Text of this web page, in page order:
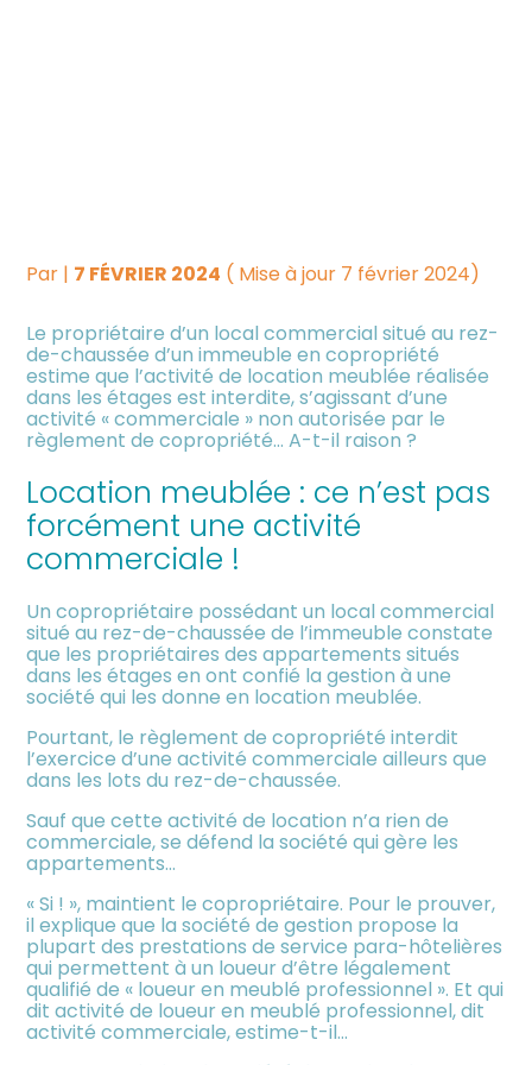
Construire votre patrimoine
Être prêt pour la facturation
électronique
Investir dans la location
meublée
Par | 7 FÉVRIER 2024 ( Mise à jour 7 février 2024)
Le propriétaire d’un local commercial situé au rez-
de-chaussée d’un immeuble en copropriété
estime que l’activité de location meublée réalisée
dans les étages est interdite, s’agissant d’une
activité « commerciale » non autorisée par le
règlement de copropriété… A-t-il raison ?
Location meublée : ce n’est pas
forcément une activité
commerciale !
Un copropriétaire possédant un local commercial
situé au rez-de-chaussée de l’immeuble constate
que les propriétaires des appartements situés
dans les étages en ont confié la gestion à une
société qui les donne en location meublée.
Pourtant, le règlement de copropriété interdit
l’exercice d’une activité commerciale ailleurs que
dans les lots du rez-de-chaussée.
Sauf que cette activité de location n’a rien de
commerciale, se défend la société qui gère les
appartements…
« Si ! », maintient le copropriétaire. Pour le prouver,
il explique que la société de gestion propose la
plupart des prestations de service para-hôtelières
qui permettent à un loueur d’être légalement
qualifié de « loueur en meublé professionnel ». Et qui
dit activité de loueur en meublé professionnel, dit
activité commerciale, estime-t-il…